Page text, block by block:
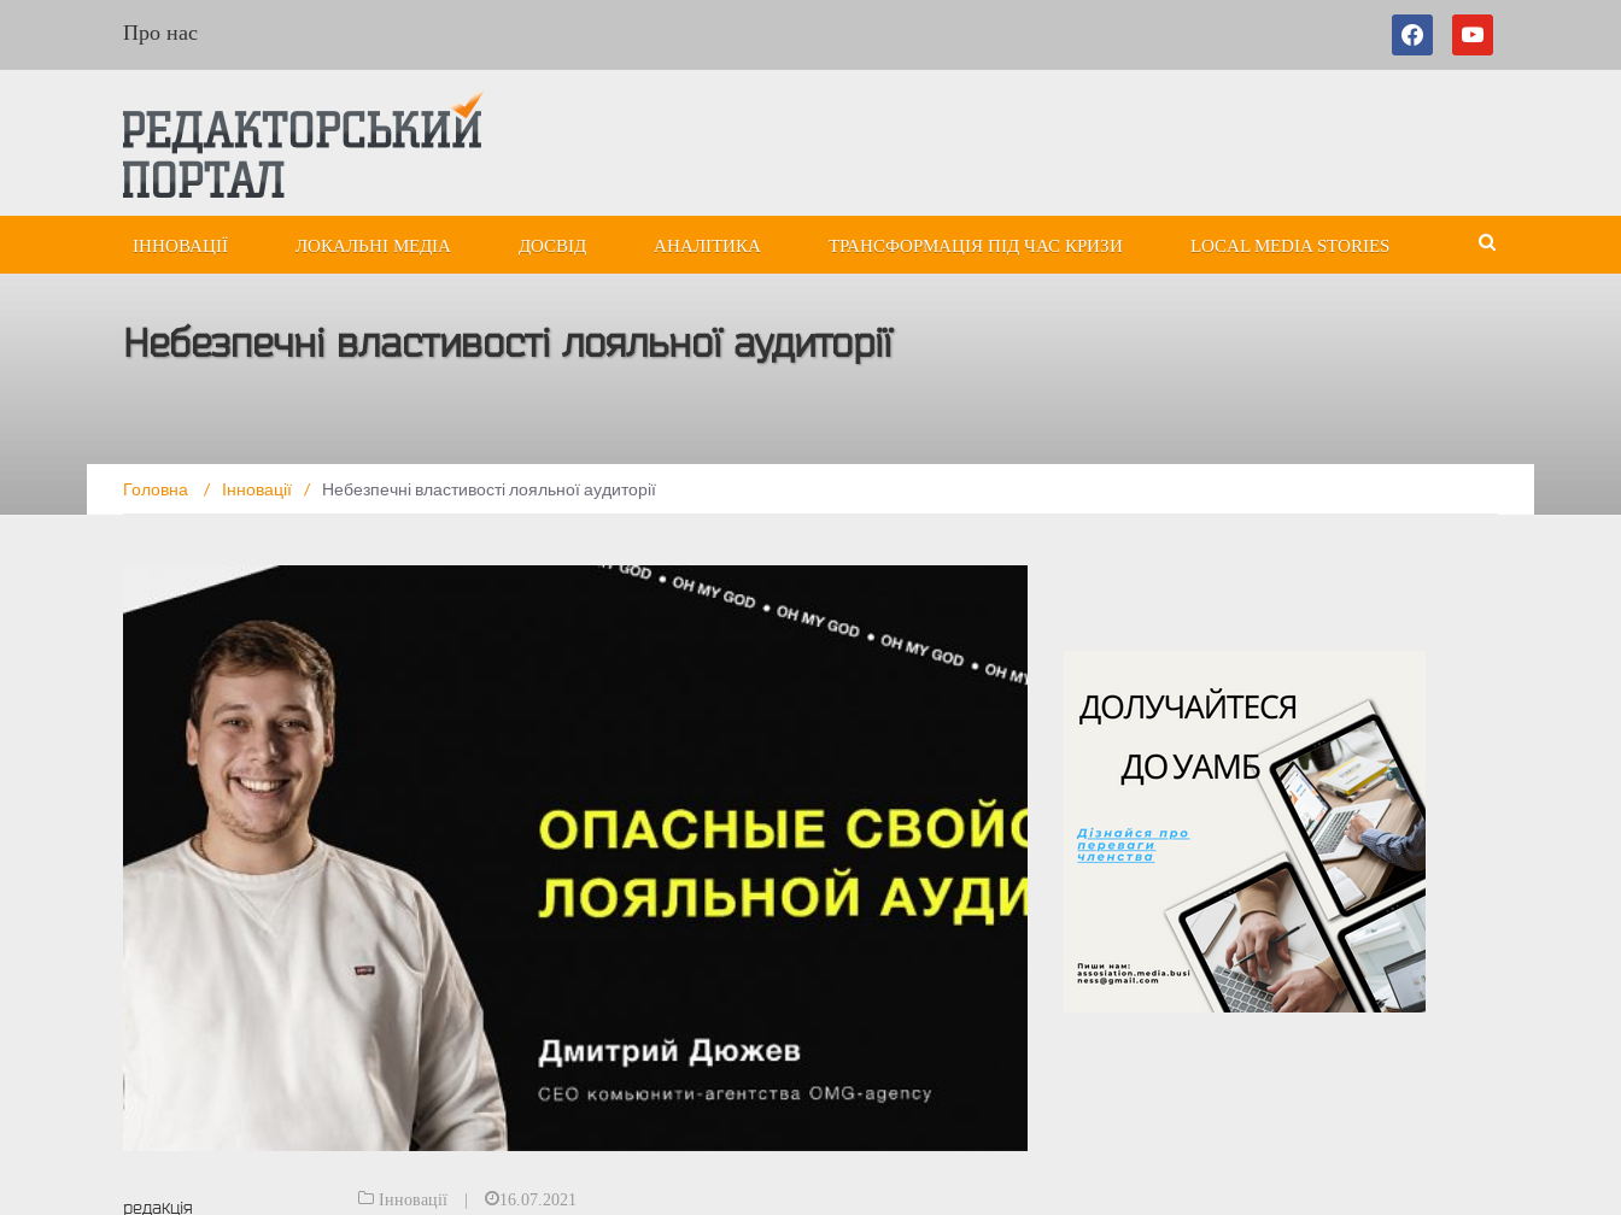
Про нас
ІННОВАЦІЇ ЛОКАЛЬНІ МЕДІА ДОСВІД АНАЛІТИКА ТРАНСФОРМАЦІЯ ПІД ЧАС КРИЗИ LOCAL MEDIA STORIES
Небезпечні властивості лояльної аудиторії
Головна / Інновації / Небезпечні властивості лояльної аудиторії
редакція Інновації 16.07.2021